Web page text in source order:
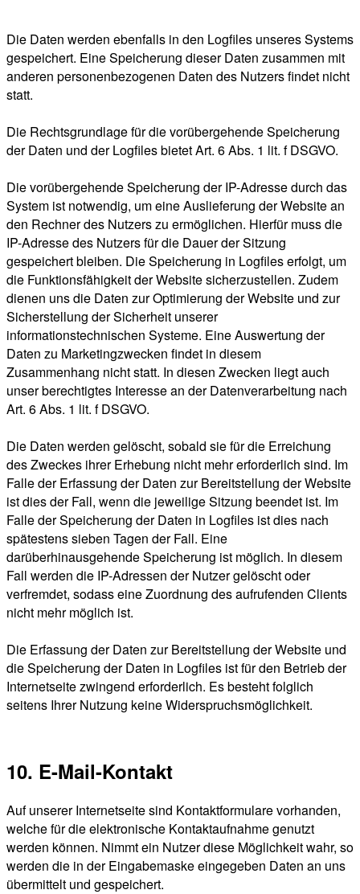
Die Daten werden ebenfalls in den Logfiles unseres Systems
gespeichert. Eine Speicherung dieser Daten zusammen mit
anderen personenbezogenen Daten des Nutzers findet nicht
statt.
Die Rechtsgrundlage für die vorübergehende Speicherung
der Daten und der Logfiles bietet Art. 6 Abs. 1 lit. f DSGVO.
Die vorübergehende Speicherung der IP-Adresse durch das
System ist notwendig, um eine Auslieferung der Website an
den Rechner des Nutzers zu ermöglichen. Hierfür muss die
IP-Adresse des Nutzers für die Dauer der Sitzung
gespeichert bleiben. Die Speicherung in Logfiles erfolgt, um
die Funktionsfähigkeit der Website sicherzustellen. Zudem
dienen uns die Daten zur Optimierung der Website und zur
Sicherstellung der Sicherheit unserer
informationstechnischen Systeme. Eine Auswertung der
Daten zu Marketingzwecken findet in diesem
Zusammenhang nicht statt. In diesen Zwecken liegt auch
unser berechtigtes Interesse an der Datenverarbeitung nach
Art. 6 Abs. 1 lit. f DSGVO.
Die Daten werden gelöscht, sobald sie für die Erreichung
des Zweckes ihrer Erhebung nicht mehr erforderlich sind. Im
Falle der Erfassung der Daten zur Bereitstellung der Website
ist dies der Fall, wenn die jeweilige Sitzung beendet ist. Im
Falle der Speicherung der Daten in Logfiles ist dies nach
spätestens sieben Tagen der Fall. Eine
darüberhinausgehende Speicherung ist möglich. In diesem
Fall werden die IP-Adressen der Nutzer gelöscht oder
verfremdet, sodass eine Zuordnung des aufrufenden Clients
nicht mehr möglich ist.
Die Erfassung der Daten zur Bereitstellung der Website und
die Speicherung der Daten in Logfiles ist für den Betrieb der
Internetseite zwingend erforderlich. Es besteht folglich
seitens Ihrer Nutzung keine Widerspruchsmöglichkeit.
10. E-Mail-Kontakt
Auf unserer Internetseite sind Kontaktformulare vorhanden,
welche für die elektronische Kontaktaufnahme genutzt
werden können. Nimmt ein Nutzer diese Möglichkeit wahr, so
werden die in der Eingabemaske eingegeben Daten an uns
übermittelt und gespeichert.